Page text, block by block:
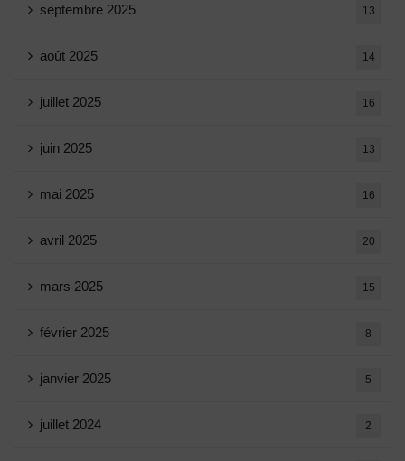
septembre 2025 13
août 2025 14
juillet 2025 16
juin 2025 13
mai 2025 16
avril 2025 20
mars 2025 15
février 2025 8
janvier 2025 5
juillet 2024 2